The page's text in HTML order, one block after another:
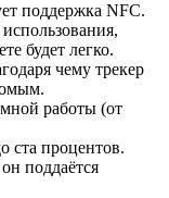
поддержка NFC.
будет легко.
чему трекер
работы (от
ста процентов.
поддаётся